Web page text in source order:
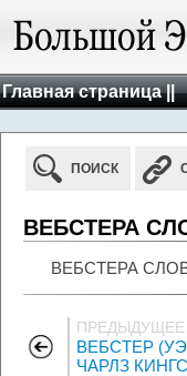
Главная страница ||
ПОИСК
ВЕБСТЕРА
ВЕБСТЕРА
ВЕБСТЕР
ЧАРЛЗ